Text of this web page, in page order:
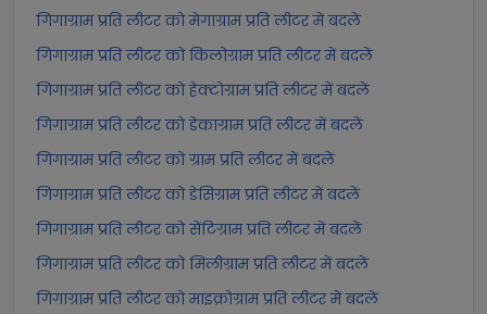
गिगाग्राम प्रति लीटर को मेगाग्राम प्रति लीटर में बदलें
गिगाग्राम प्रति लीटर को किलोग्राम प्रति लीटर में बदलें
गिगाग्राम प्रति लीटर को हेक्टोग्राम प्रति लीटर में बदलें
गिगाग्राम प्रति लीटर को डेकाग्राम प्रति लीटर में बदलें
गिगाग्राम प्रति लीटर को ग्राम प्रति लीटर में बदलें
गिगाग्राम प्रति लीटर को डेसिग्राम प्रति लीटर में बदलें
गिगाग्राम प्रति लीटर को सेंटिग्राम प्रति लीटर में बदलें
गिगाग्राम प्रति लीटर को मिलीग्राम प्रति लीटर में बदलें
गिगाग्राम प्रति लीटर को माइक्रोग्राम प्रति लीटर में बदलें